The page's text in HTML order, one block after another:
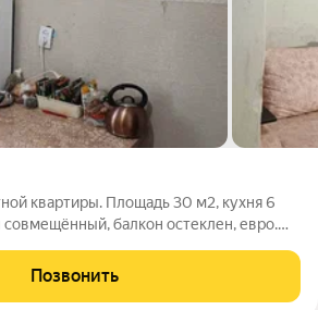
квартиры. Площадь 30 м2, кухня 6
балкон остеклен, евро.
дверь. Жилое состояние. Акт 120,19
Позвонить